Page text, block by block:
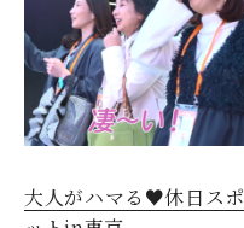
大人がハマる♥休日スポ